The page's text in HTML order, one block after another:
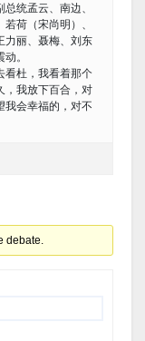
统孟云、南边、
荷（宋尚明）、
力丽、聂梅、刘东
。
杜，我看着那个
，我放下百合，对
我会幸福的，对不
debate.